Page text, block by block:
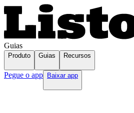
Guias
Produto Guias Recursos
Pegue o app Baixar app